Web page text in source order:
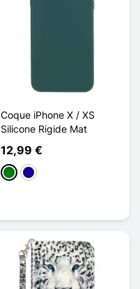
Coque iPhone X / XS
Silicone Rigide Mat
12,99 €
VerdeAzul Escuro